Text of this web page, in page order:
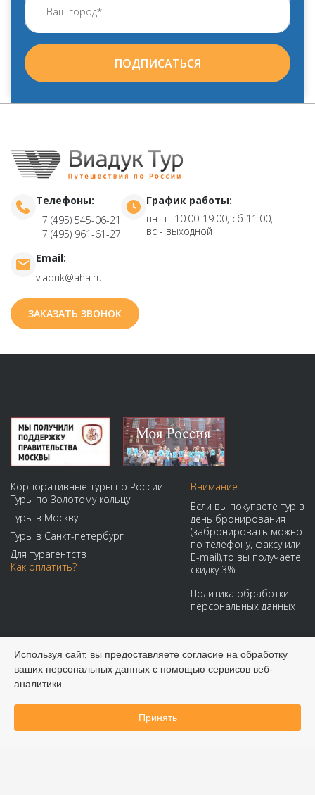
Забронировать онлайн
ПОДПИСАТЬСЯ
Телефоны:
+7 (495) 545-06-21
+7 (495) 961-61-27
График работы:
пн-пт 10:00-19:00, сб 11:00,
вс - выходной
Email:
viaduk@aha.ru
ЗАКАЗАТЬ ЗВОНОК
Корпоративные туры по России
Туры по Золотому кольцу
Туры в Москву
Туры в Санкт-петербург
Для турагентств
Как оплатить?
Внимание
Если вы покупаете тур в
день бронирования
(забронировать можно
по телефону, факсу или
E-mail),то вы получаете
скидку 3%
Политика обработки
персональных данных
Мы принимаем:
Используя сайт, вы предоставляете согласие на обработку
ваших персональных данных с помощью сервисов веб-
аналитики
Принять